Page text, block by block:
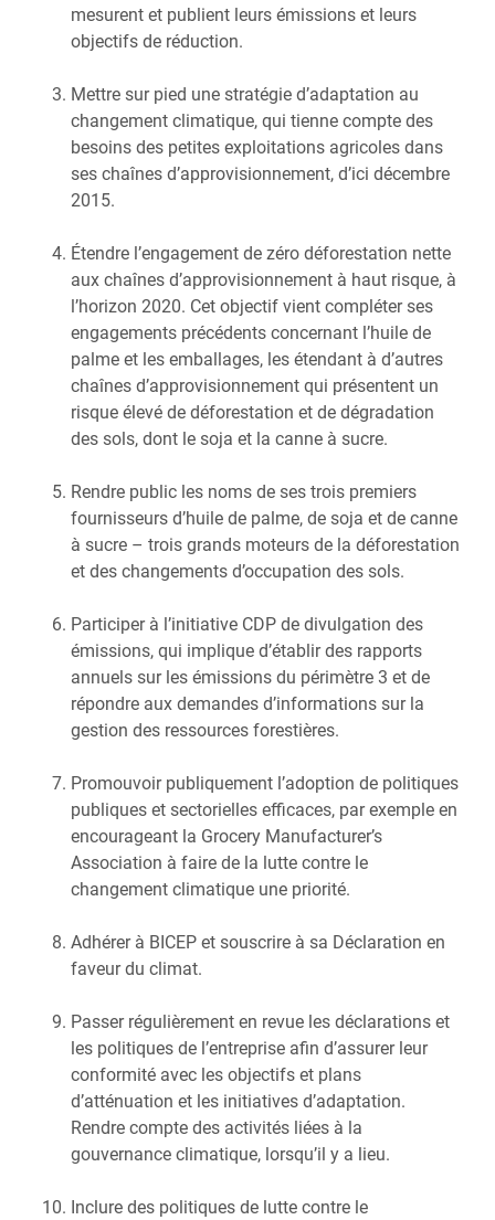
mesurent et publient leurs émissions et leurs
objectifs de réduction.
Mettre sur pied une stratégie d’adaptation au
changement climatique, qui tienne compte des
besoins des petites exploitations agricoles dans
ses chaînes d’approvisionnement, d’ici décembre
2015.
Étendre l’engagement de zéro déforestation nette
aux chaînes d’approvisionnement à haut risque, à
l’horizon 2020. Cet objectif vient compléter ses
engagements précédents concernant l’huile de
palme et les emballages, les étendant à d’autres
chaînes d’approvisionnement qui présentent un
risque élevé de déforestation et de dégradation
des sols, dont le soja et la canne à sucre.
Rendre public les noms de ses trois premiers
fournisseurs d’huile de palme, de soja et de canne
à sucre – trois grands moteurs de la déforestation
et des changements d’occupation des sols.
Participer à l’initiative CDP de divulgation des
émissions, qui implique d’établir des rapports
annuels sur les émissions du périmètre 3 et de
répondre aux demandes d’informations sur la
gestion des ressources forestières.
Promouvoir publiquement l’adoption de politiques
publiques et sectorielles efficaces, par exemple en
encourageant la Grocery Manufacturer’s
Association à faire de la lutte contre le
changement climatique une priorité.
Adhérer à BICEP et souscrire à sa Déclaration en
faveur du climat.
Passer régulièrement en revue les déclarations et
les politiques de l’entreprise afin d’assurer leur
conformité avec les objectifs et plans
d’atténuation et les initiatives d’adaptation.
Rendre compte des activités liées à la
gouvernance climatique, lorsqu’il y a lieu.
Inclure des politiques de lutte contre le